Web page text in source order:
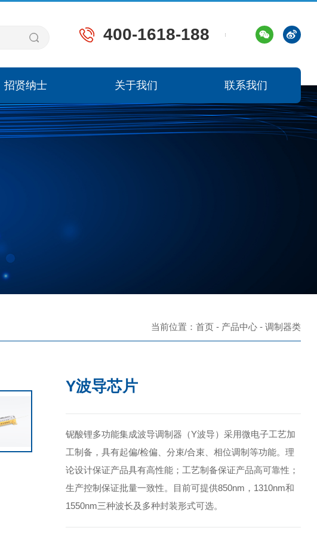
400-1618-188
招贤纳士 关于我们 联系我们
当前位置：首页 - 产品中心 -调制器类
Y波导芯片
铌酸锂多功能集成波导调制器（Y波导）采用微电子工艺加
工制备，具有起偏/检偏、分束/合束、相位调制等功能。理
论设计保证产品具有高性能；工艺制备保证产品高可靠性；
生产控制保证批量一致性。目前可提供850nm，1310nm和
1550nm三种波长及多种封装形式可选。